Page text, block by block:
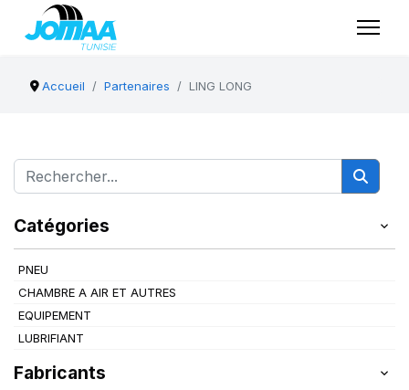
Accueil Partenaires LING LONG
Catégories
PNEU
CHAMBRE A AIR ET AUTRES
EQUIPEMENT
LUBRIFIANT
Fabricants